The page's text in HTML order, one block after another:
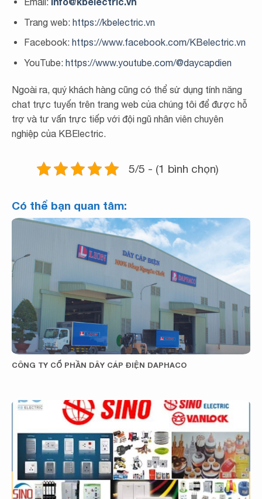
Trang web: https://kbelectric.vn
Facebook: https://www.facebook.com/KBelectric.vn
YouTube: https://www.youtube.com/@daycapdien
Ngoài ra, quý khách hàng cũng có thể sử dụng tính năng
chat trực tuyến trên trang web của chúng tôi để được hỗ
trợ và tư vấn trực tiếp với đội ngũ nhân viên chuyên
nghiệp của KBElectric.
5/5 - (1 bình chọn)
Có thể bạn quan tâm:
CÔNG TY CỔ PHẦN DÂY CÁP ĐIỆN DAPHACO